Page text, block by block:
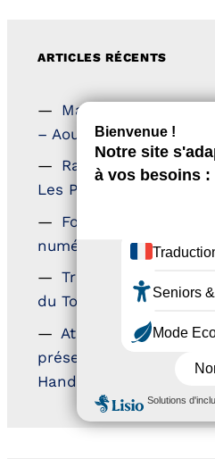
ARTICLES RÉCENTS
Magazine Tourisme
– Aout 2026
Rallye Aicha des
Les Petillantes
Formation
numérique
Trophées Horizons –
du Tourisme Durable
Atout France – flyer
présentation label
Handicap